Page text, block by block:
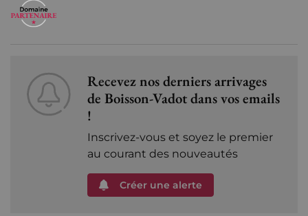
Recevez nos derniers arrivages
de Boisson-Vadot dans vos emails
!
Inscrivez-vous et soyez le premier
au courant des nouveautés
Créer une alerte